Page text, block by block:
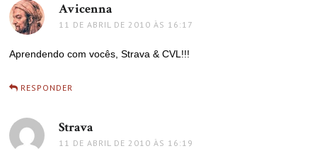
Avicenna
11 DE ABRIL DE 2010 ÀS 16:17
Aprendendo com vocês, Strava & CVL!!!
RESPONDER
Strava
11 DE ABRIL DE 2010 ÀS 16:19